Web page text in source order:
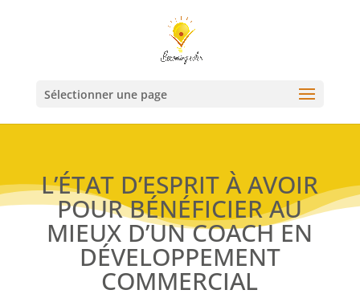
Sélectionner une page
L’ÉTAT D’ESPRIT À AVOIR
POUR BÉNÉFICIER AU
MIEUX D’UN COACH EN
DÉVELOPPEMENT
COMMERCIAL